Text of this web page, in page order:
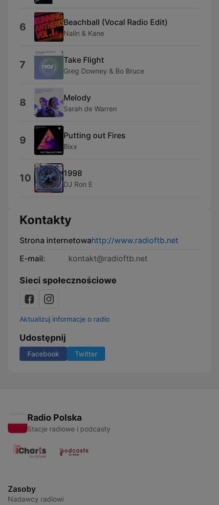
6 Beachball (Vocal Radio Edit)
Nalin & Kane
7 Take Flight
Greg Downey & Bo Bruce
8 Melody
Sarah de Warren
9 Putting out Fires
Bixx
10 1998
DJ Ron E
Kontakty
Strona internetowahttp://www.radioftb.net
E-mail:
kontakt@radioftb.net
Sieci społecznościowe
Aktualizuj informacje o radio
Udostępnij
Facebook Twitter
Radio Polska
Stacje radiowe i podcasty
Zasoby
Nadawcy radiowi